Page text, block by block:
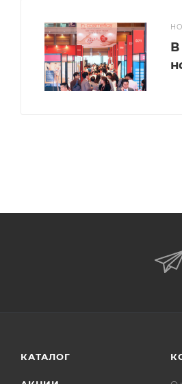
легкими прихлопывающими
линиям, бережно
В
КАТАЛОГ